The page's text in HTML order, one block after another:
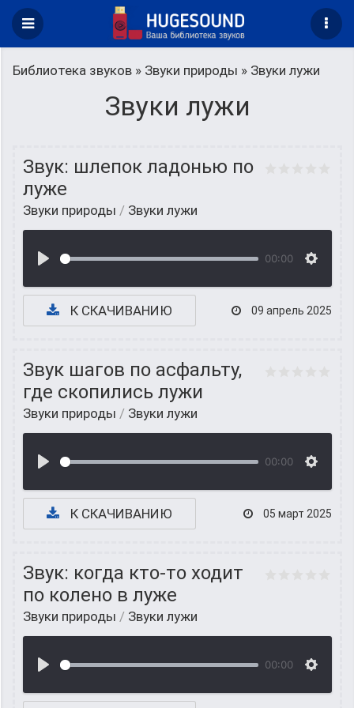
Библиотека звуков » Звуки природы » Звуки лужи
Звуки лужи
Звук: шлепок ладонью по
луже
Звуки природы / Звуки лужи
00:00
К СКАЧИВАНИЮ 09 апрель 2025
Звук шагов по асфальту,
где скопились лужи
Звуки природы / Звуки лужи
00:00
К СКАЧИВАНИЮ 05 март 2025
Звук: когда кто-то ходит
по колено в луже
Звуки природы / Звуки лужи
00:00